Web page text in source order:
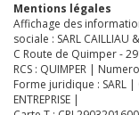
Mentions légales
Affichage des
sociale : SARL CAILLIAU
C Route de Quimper -
RCS : QUIMPER |
Forme juridique : SARL
ENTREPRISE |